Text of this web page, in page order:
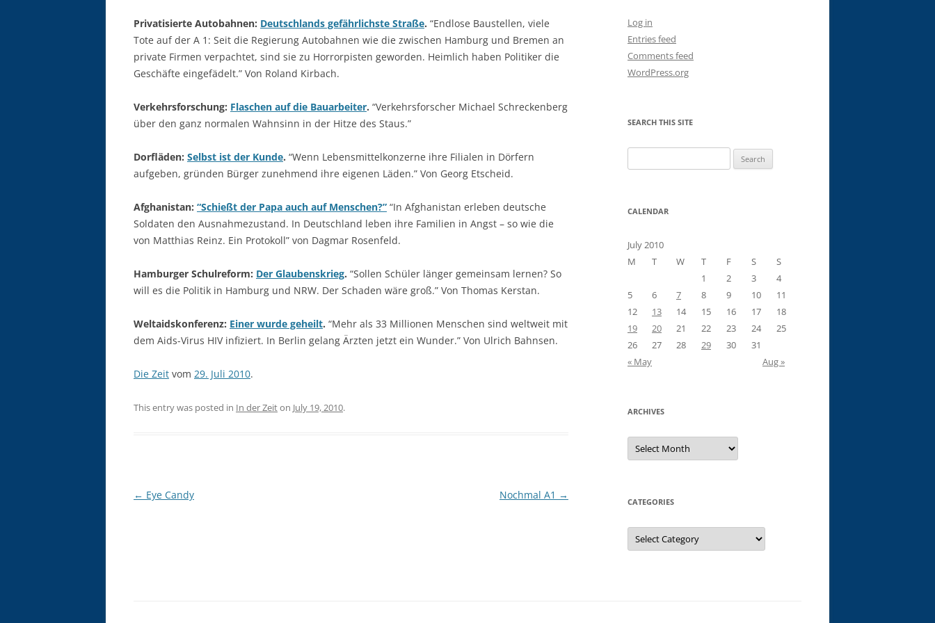
Privatisierte Autobahnen: Deutschlands gefährlichste Straße. “Endlose Baustellen, viele
Tote auf der A 1: Seit die Regierung Autobahnen wie die zwischen Hamburg und Bremen an
private Firmen verpachtet, sind sie zu Horrorpisten geworden. Heimlich haben Politiker die
Geschäfte eingefädelt.” Von Roland Kirbach.
Verkehrsforschung: Flaschen auf die Bauarbeiter. “Verkehrsforscher Michael Schreckenberg
über den ganz normalen Wahnsinn in der Hitze des Staus.”
Dorfläden: Selbst ist der Kunde. “Wenn Lebensmittelkonzerne ihre Filialen in Dörfern
aufgeben, gründen Bürger zunehmend ihre eigenen Läden.” Von Georg Etscheid.
Afghanistan: “Schießt der Papa auch auf Menschen?” “In Afghanistan erleben deutsche
Soldaten den Ausnahmezustand. In Deutschland leben ihre Familien in Angst – so wie die
von Matthias Reinz. Ein Protokoll” von Dagmar Rosenfeld.
Hamburger Schulreform: Der Glaubenskrieg. “Sollen Schüler länger gemeinsam lernen? So
will es die Politik in Hamburg und NRW. Der Schaden wäre groß.” Von Thomas Kerstan.
Weltaidskonferenz: Einer wurde geheilt. “Mehr als 33 Millionen Menschen sind weltweit mit
dem Aids-Virus HIV infiziert. In Berlin gelang Ärzten jetzt ein Wunder.” Von Ulrich Bahnsen.
Die Zeit vom 29. Juli 2010.
This entry was posted in In der Zeiton July 19, 2010.
Post
← Eye Candy Nochmal A1 →
Log in
Entries feed
Comments feed
WordPress.org
SEARCH THIS SITE
for:
CALENDAR
July 2010
M
T W T F S
S
1
2 3
4
5
6 7 8 9 10
11
12
13 14 15 16 17
18
19
20 21 22 23 24
25
26
27 28 29 30
31
« May
Aug »
ARCHIVES
Archives
CATEGORIES
Categories